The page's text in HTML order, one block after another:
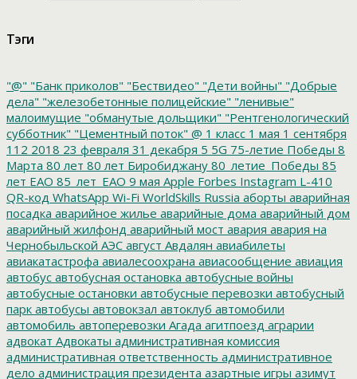
Тэги
"@" "Банк приколов" "Бествидео" "Дети войны" "Добрые
дела" "железобетонные полицейские" "ленивые"
малоимущие "обманутые дольщики" "Рентгенологический
субботник" "Цементный поток" @ 1 класс 1 мая 1 сентября
112 2018 23 февраля 31 декабря 5 5G 75-летие Победы 8
Марта 80 лет 80 лет Биробиджану 80_летие_Победы 85
лет ЕАО 85_лет_ЕАО 9 мая Apple Forbes Instagram L-410
QR-код WhatsApp Wi-Fi WorldSkills Russia аборты аварийная
посадка аварийное жилье аварийные дома аварийный дом
аварийный жилфонд аварийный мост авария авария на
Чернобыльской АЭС август Авдалян авиабилеты
авиакатастрофа авиалесоохрана авиасообщение авиация
автобус автобусная остановка автобусные войны
автобусные остановки автобусные перевозки автобусный
парк автобусы автовокзал автоклуб автомобили
автомобиль автоперевозки Агада агитпоезд аграрии
адвокат Адвокаты административная комиссия
административная ответственность административное
дело администрация президента азартные игры азимут